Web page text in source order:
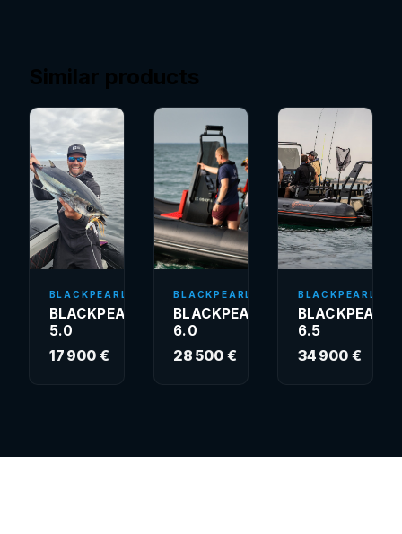
Similar products
BLACKPEARL
BLACKPEARL
5.0
17 900 €
BLACKPEARL
BLACKPEARL
6.0
28 500 €
BLACKPEARL
BLACKPEARL
6.5
34 900 €